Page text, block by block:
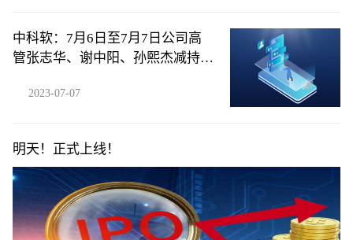
中科软：7月6日至7月7日公司高
管张志华、谢中阳、孙熙杰减持公
2023-07-07
明天！正式上线！